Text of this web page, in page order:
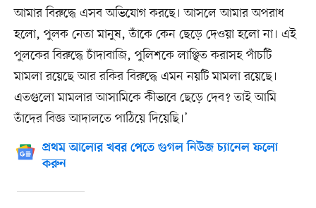
আমার বিরুদ্ধে এসব অভিযোগ করছে। আসলে আমার অপরাধ
হলো, পুলক নেতা মানুষ, তাঁকে কেন ছেড়ে দেওয়া হলো না। এই
পুলকের বিরুদ্ধে চাঁদাবাজি, পুলিশকে লাঞ্ছিত করাসহ পাঁচটি
মামলা রয়েছে আর রকির বিরুদ্ধে এমন নয়টি মামলা রয়েছে।
এতগুলো মামলার আসামিকে কীভাবে ছেড়ে দেব? তাই আমি
তাঁদের বিজ্ঞ আদালতে পাঠিয়ে দিয়েছি।’
প্রথম আলোর খবর পেতে গুগল নিউজ চ্যানেল ফলো
করুন